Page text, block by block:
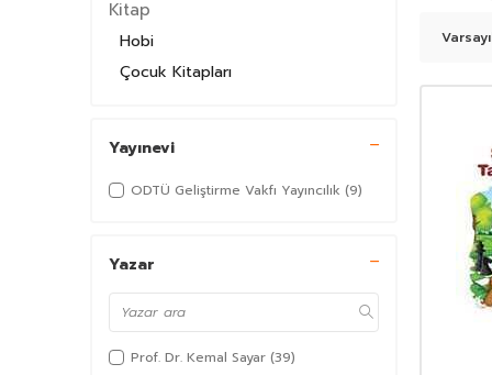
Kitap
Hobi
Çocuk Kitapları
Yayınevi
ODTÜ Geliştirme Vakfı Yayıncılık (9)
Yazar
Prof. Dr. Kemal Sayar (39)